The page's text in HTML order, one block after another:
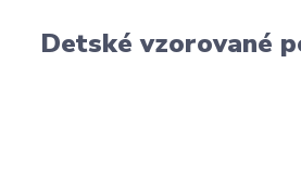
Detské vzorované